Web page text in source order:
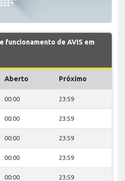
funcionamento de AVIS em
Aberto Próximo
00:00 23:59
00:00 23:59
00:00 23:59
00:00 23:59
00:00 23:59